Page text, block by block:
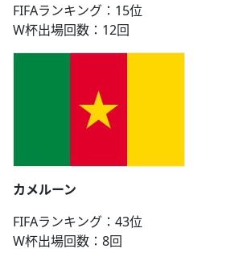
FIFAランキング：15位
W杯出場回数：12回
カメルーン
FIFAランキング：43位
W杯出場回数：8回